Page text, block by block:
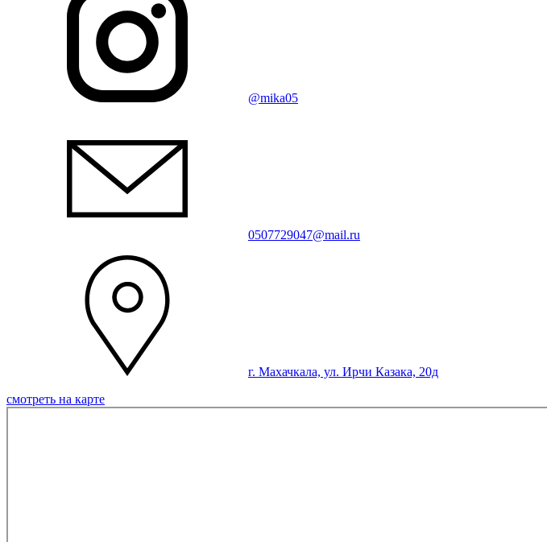
@mika05
0507729047@mail.ru
г. Махачкала, ул. Ирчи Казака, 20д
смотреть на карте